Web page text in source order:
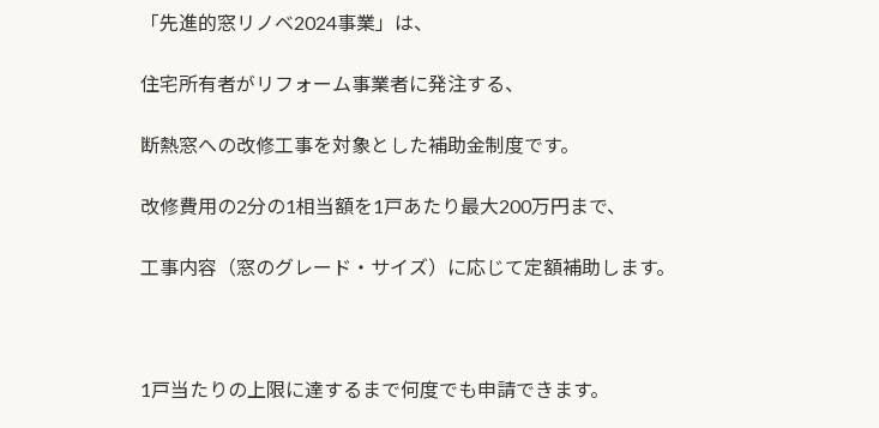
「先進的窓リノベ2024事業」は、
住宅所有者がリフォーム事業者に発注する、
断熱窓への改修工事を対象とした補助金制度です。
改修費用の2分の1相当額を1戸あたり最大200万円まで、
工事内容（窓のグレード・サイズ）に応じて定額補助します。
1戸当たりの上限に達するまで何度でも申請できます。